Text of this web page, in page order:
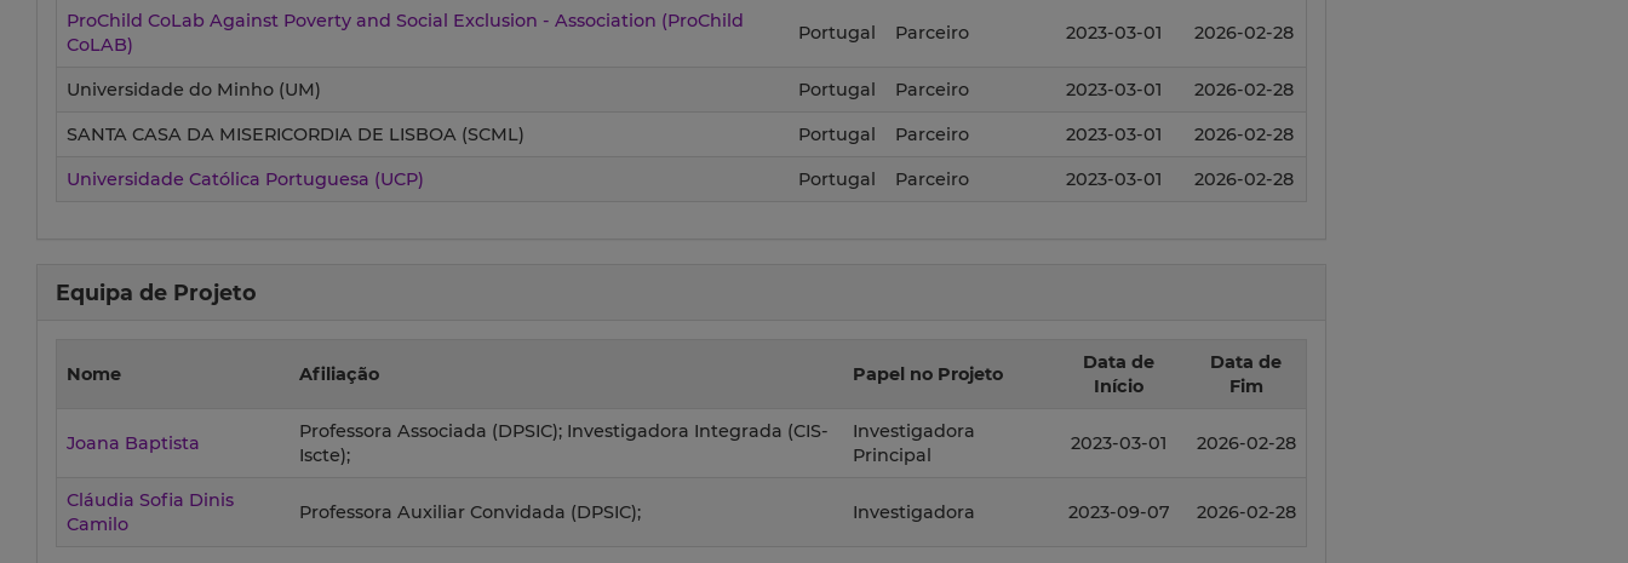
ProChild CoLab Against Poverty and Social Exclusion - Association (ProChild
CoLAB)
Portugal Parceiro 2023-03-01 2026-02-28
Universidade do Minho (UM) Portugal Parceiro 2023-03-01 2026-02-28
SANTA CASA DA MISERICORDIA DE LISBOA (SCML) Portugal Parceiro 2023-03-01 2026-02-28
Universidade Católica Portuguesa (UCP) Portugal Parceiro 2023-03-01 2026-02-28
Equipa de Projeto
Nome Afiliação Papel no Projeto
Data de
Início
Data de
Fim
Joana Baptista
Professora Associada (DPSIC); Investigadora Integrada (CIS-
Iscte);
Investigadora
Principal
2023-03-01 2026-02-28
Cláudia Sofia Dinis
Camilo
Professora Auxiliar Convidada (DPSIC); Investigadora 2023-09-07 2026-02-28